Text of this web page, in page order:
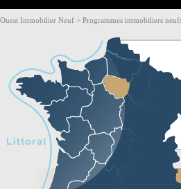
Ouest Immobilier Neuf > Programmes immobiliers